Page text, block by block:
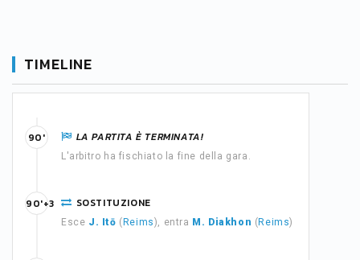
TIMELINE
LA PARTITA È TERMINATA!
L'arbitro ha fischiato la fine della gara.
90'
SOSTITUZIONE
Esce J. Itō ( Reims), entra M. Diakhon ( Reims)
90'+3